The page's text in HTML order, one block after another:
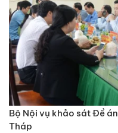
Bộ Nội vụ khảo sát Đề
Tháp